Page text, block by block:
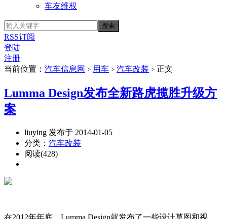
车友维权
RSS订阅
登陆
注册
当前位置： 汽车信息网 > 用车 > 汽车改装 > 正文
Lumma Design发布全新路虎揽胜升级方
案
liuying 发布于 2014-01-05
分类： 汽车改装
阅读(428)
在2012年年底，Lumma Design就发布了一些设计草图和视